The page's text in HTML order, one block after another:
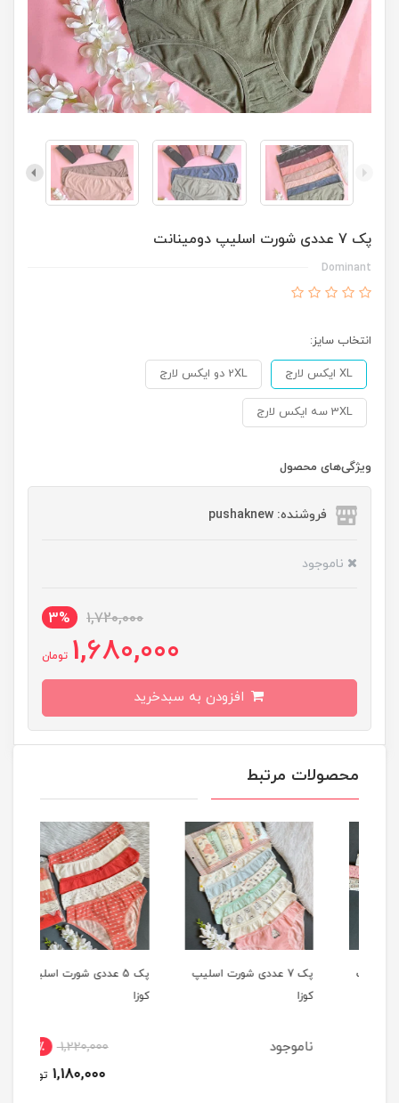
پک 7 عددی شورت اسلیپ دومینانت
Dominant
انتخاب سایز:
XL ایکس لارج 2XL دو ایکس لارج
3XL سه ایکس لارج
ویژگی‌های محصول
فروشنده: pushaknew
ناموجود
1,720,000
3%
1,680,000 تومان
محصولات مرتبط
پک 7 عددی شورت اسلیپ
ناموجود
پک 5 عددی شورت اسلیپ
1,220,000 4٪
1,180,000 تومان